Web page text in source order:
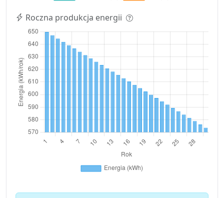
Roczna produkcja energii